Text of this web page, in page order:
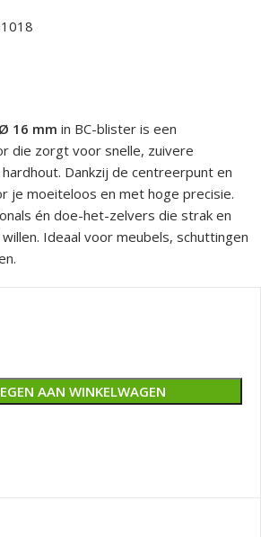
16 mm in BC-blister is een
die zorgt voor snelle, zuivere
Dankzij de centreerpunt en
je moeiteloos en met hoge precisie.
én doe-het-zelvers die strak en
Ideaal voor meubels, schuttingen
AAN WINKELWAGEN